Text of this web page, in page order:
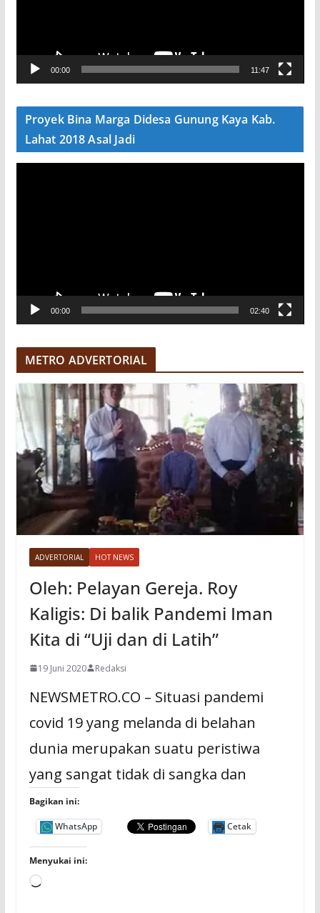
V
e
00:00 11:47
Proyek Bina Marga Didesa Gunung Kaya Kab.
Lahat 2018 Asal Jadi
V
e
00:00 02:40
METRO ADVERTORIAL
ADVERTORIAL HOT NEWS
Oleh: Pelayan Gereja. Roy
Kaligis: Di balik Pandemi Iman
Kita di “Uji dan di Latih”
19 Juni 2020 Redaksi
NEWSMETRO.CO – Situasi pandemi
covid 19 yang melanda di belahan
dunia merupakan suatu peristiwa
yang sangat tidak di sangka dan
Bagikan ini:
WhatsApp Cetak
Menyukai ini:
M